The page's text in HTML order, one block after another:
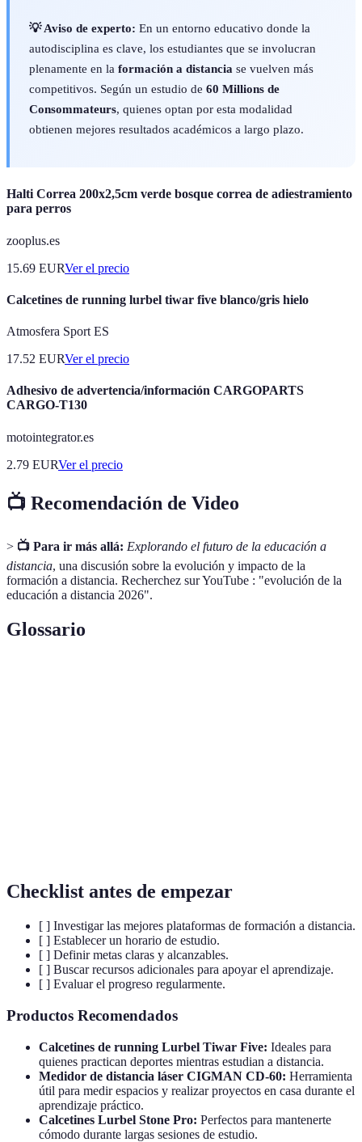
💡 Aviso de experto: En un entorno educativo donde la
autodisciplina es clave, los estudiantes que se involucran
plenamente en la formación a distancia se vuelven más
competitivos. Según un estudio de 60 Millions de
Consommateurs, quienes optan por esta modalidad
obtienen mejores resultados académicos a largo plazo.
Halti Correa 200x2,5cm verde bosque correa de adiestramiento
para perros
zooplus.es
15.69 EURVer el precio
Calcetines de running lurbel tiwar five blanco/gris hielo
Atmosfera Sport ES
17.52 EURVer el precio
Adhesivo de advertencia/información CARGOPARTS
CARGO-T130
motointegrator.es
2.79 EURVer el precio
📺 Recomendación de Video
> 📺 Para ir más allá: Explorando el futuro de la educación a
distancia, una discusión sobre la evolución y impacto de la
formación a distancia. Recherchez sur YouTube : "evolución de la
educación a distancia 2026".
Glossario
Checklist antes de empezar
[ ] Investigar las mejores plataformas de formación a distancia.
[ ] Establecer un horario de estudio.
[ ] Definir metas claras y alcanzables.
[ ] Buscar recursos adicionales para apoyar el aprendizaje.
[ ] Evaluar el progreso regularmente.
Productos Recomendados
Calcetines de running Lurbel Tiwar Five: Ideales para
quienes practican deportes mientras estudian a distancia.
Medidor de distancia láser CIGMAN CD-60: Herramienta
útil para medir espacios y realizar proyectos en casa durante el
aprendizaje práctico.
Calcetines Lurbel Stone Pro: Perfectos para mantenerte
cómodo durante largas sesiones de estudio.